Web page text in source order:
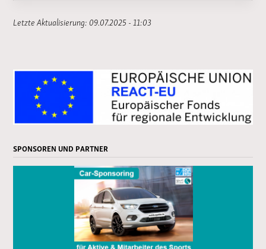
Letzte Aktualisierung: 09.07.2025 - 11:03
SPONSOREN UND PARTNER